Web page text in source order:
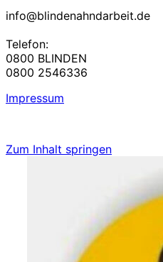
info@blindenahndarbeit.de
Telefon:
0800 BLINDEN
0800 2546336
Impressum
Zum Inhalt springen